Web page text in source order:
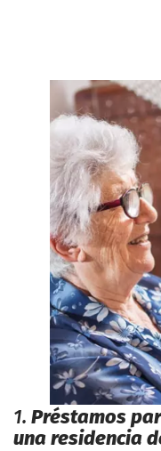
1. Préstamos
una residencia